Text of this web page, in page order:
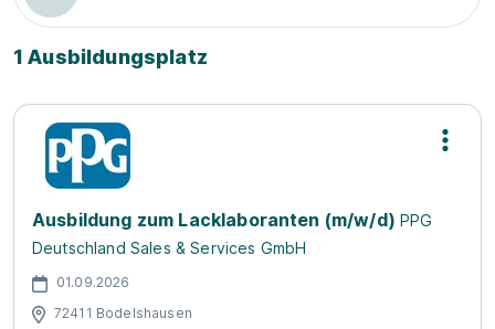
1 Ausbildungsplatz
Ausbildung zum Lacklaboranten (m/w/d) PPG
Deutschland Sales & Services GmbH
01.09.2026
72411 Bodelshausen